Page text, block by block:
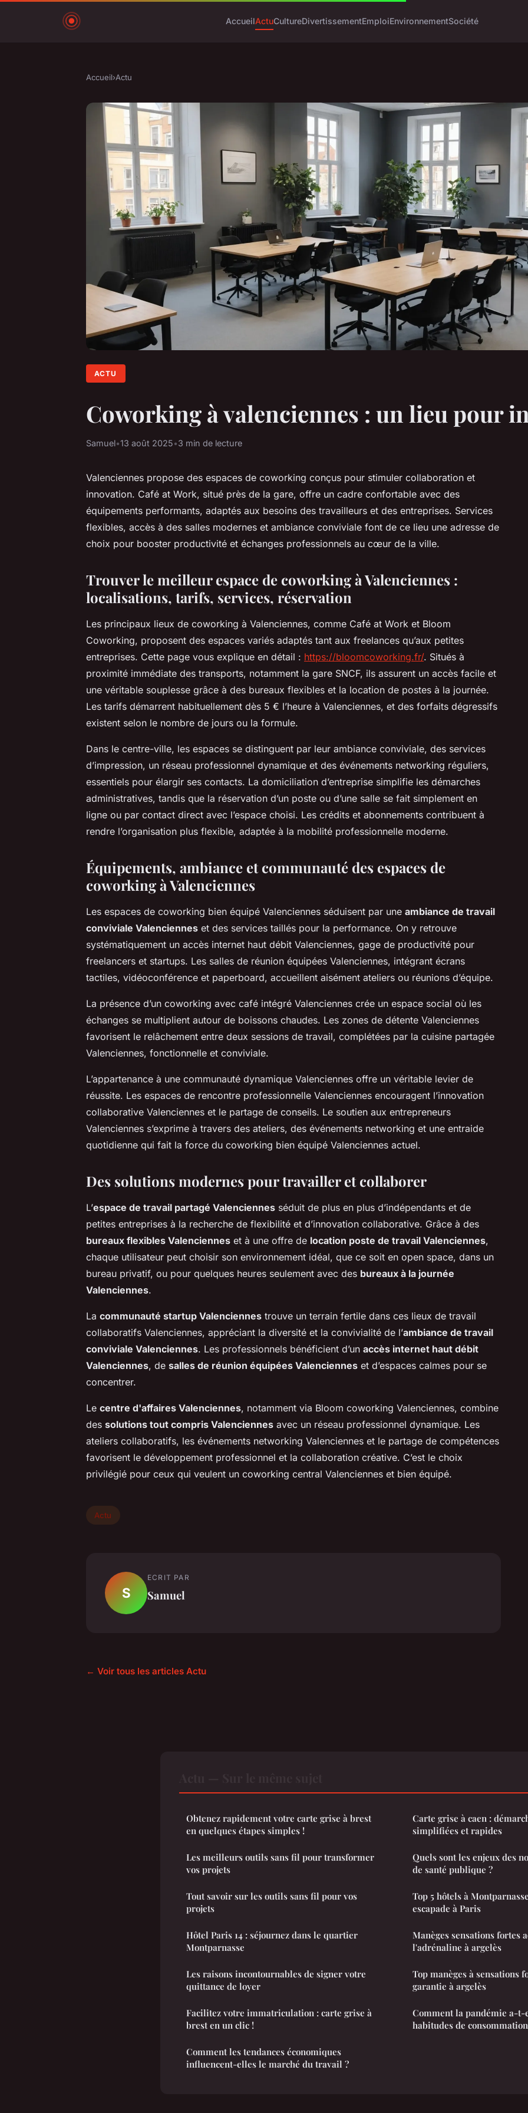
AccueilActuCultureDivertissementEmploiEnvironnementSociété
Accueil›Actu
ACTU
Coworking à valenciennes : un lieu pour
Samuel•13 août 2025•3 min de lecture
Valenciennes propose des espaces de coworking conçus pour stimuler collaboration et
innovation. Café at Work, situé près de la gare, offre un cadre confortable avec des
équipements performants, adaptés aux besoins des travailleurs et des entreprises. Services
flexibles, accès à des salles modernes et ambiance conviviale font de ce lieu une adresse de
choix pour booster productivité et échanges professionnels au cœur de la ville.
Trouver le meilleur espace de coworking à Valenciennes :
localisations, tarifs, services, réservation
Les principaux lieux de coworking à Valenciennes, comme Café at Work et Bloom
Coworking, proposent des espaces variés adaptés tant aux freelances qu’aux petites
entreprises. Cette page vous explique en détail : https://bloomcoworking.fr/. Situés à
proximité immédiate des transports, notamment la gare SNCF, ils assurent un accès facile et
une véritable souplesse grâce à des bureaux flexibles et la location de postes à la journée.
Les tarifs démarrent habituellement dès 5 € l’heure à Valenciennes, et des forfaits dégressifs
existent selon le nombre de jours ou la formule.
Dans le centre-ville, les espaces se distinguent par leur ambiance conviviale, des services
d’impression, un réseau professionnel dynamique et des événements networking réguliers,
essentiels pour élargir ses contacts. La domiciliation d’entreprise simplifie les démarches
administratives, tandis que la réservation d’un poste ou d’une salle se fait simplement en
ligne ou par contact direct avec l’espace choisi. Les crédits et abonnements contribuent à
rendre l’organisation plus flexible, adaptée à la mobilité professionnelle moderne.
Équipements, ambiance et communauté des espaces de
coworking à Valenciennes
Les espaces de coworking bien équipé Valenciennes séduisent par une ambiance de travail
conviviale Valenciennes et des services taillés pour la performance. On y retrouve
systématiquement un accès internet haut débit Valenciennes, gage de productivité pour
freelancers et startups. Les salles de réunion équipées Valenciennes, intégrant écrans
tactiles, vidéoconférence et paperboard, accueillent aisément ateliers ou réunions d’équipe.
La présence d’un coworking avec café intégré Valenciennes crée un espace social où les
échanges se multiplient autour de boissons chaudes. Les zones de détente Valenciennes
favorisent le relâchement entre deux sessions de travail, complétées par la cuisine partagée
Valenciennes, fonctionnelle et conviviale.
L’appartenance à une communauté dynamique Valenciennes offre un véritable levier de
réussite. Les espaces de rencontre professionnelle Valenciennes encouragent l’innovation
collaborative Valenciennes et le partage de conseils. Le soutien aux entrepreneurs
Valenciennes s’exprime à travers des ateliers, des événements networking et une entraide
quotidienne qui fait la force du coworking bien équipé Valenciennes actuel.
Des solutions modernes pour travailler et collaborer
L’espace de travail partagé Valenciennes séduit de plus en plus d’indépendants et de
petites entreprises à la recherche de flexibilité et d’innovation collaborative. Grâce à des
bureaux flexibles Valenciennes et à une offre de location poste de travail Valenciennes,
chaque utilisateur peut choisir son environnement idéal, que ce soit en open space, dans un
bureau privatif, ou pour quelques heures seulement avec des bureaux à la journée
Valenciennes.
La communauté startup Valenciennes trouve un terrain fertile dans ces lieux de travail
collaboratifs Valenciennes, appréciant la diversité et la convivialité de l’ambiance de travail
conviviale Valenciennes. Les professionnels bénéficient d’un accès internet haut débit
Valenciennes, de salles de réunion équipées Valenciennes et d’espaces calmes pour se
concentrer.
Le centre d'affaires Valenciennes, notamment via Bloom coworking Valenciennes, combine
des solutions tout compris Valenciennes avec un réseau professionnel dynamique. Les
ateliers collaboratifs, les événements networking Valenciennes et le partage de compétences
favorisent le développement professionnel et la collaboration créative. C’est le choix
privilégié pour ceux qui veulent un coworking central Valenciennes et bien équipé.
Actu
S
ECRIT PAR
Samuel
← Voir tous les articles Actu
Obtenez rapidement votre carte grise à brest
en quelques étapes simples !
Les meilleurs outils sans fil pour transformer
vos projets
Tout savoir sur les outils sans fil pour vos
projets
Hôtel Paris 14 : séjournez dans le quartier
Montparnasse
Les raisons incontournables de signer votre
quittance de loyer
Facilitez votre immatriculation : carte grise à
brest en un clic !
Comment les tendances économiques
influencent-elles le marché du travail ?
Carte grise à caen :
simplifiées et rapides
Quels sont les enjeux des
de santé publique ?
Top 5 hôtels à
escapade à Paris
Manèges sensations fortes
l'adrénaline à argelès
Top manèges à sensations
garantie à argelès
Comment la pandémie a-
habitudes de